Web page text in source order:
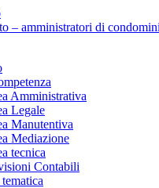
Amministrativa
Legale
Manutentiva
Mediazione
tecnica
Contabili